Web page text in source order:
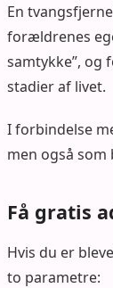
En
forældrenes
samtykke”, og
stadier af livet.
I forbindelse
men også som
Få gratis
Hvis du er
to parametre: